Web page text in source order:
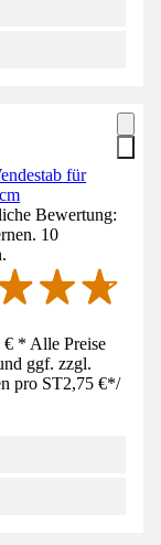
für
Bewertung:
10
* Alle Preise
ggf. zzgl.
pro ST2,75 €*/